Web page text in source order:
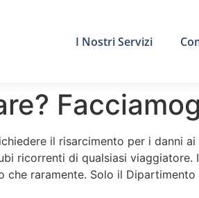
I Nostri Servizi
il risarcimento per i danni
ricorrenti di qualsiasi
raramente. Solo il